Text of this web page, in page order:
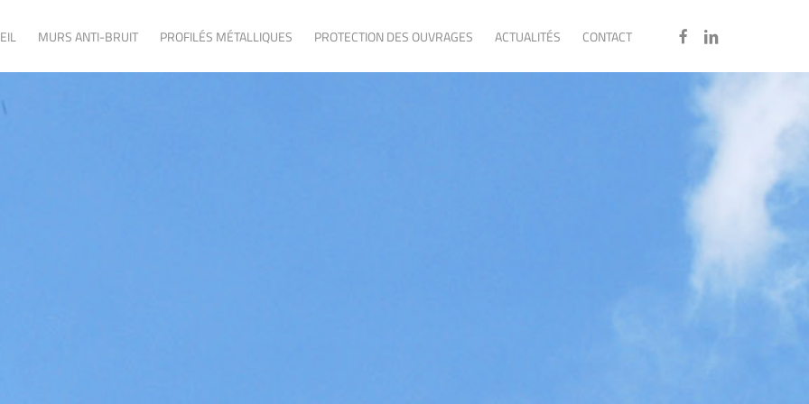
MURS ANTI-BRUIT PROFILÉS MÉTALLIQUES PROTECTION DES OUVRAGES ACTUALITÉS CONTACT FACEBOOKLINKEDIN